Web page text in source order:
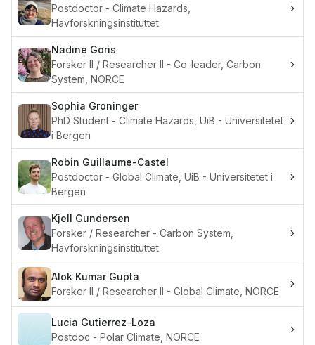
Postdoctor - Climate Hazards,
Havforskningsinstituttet
Nadine Goris
Forsker II / Researcher II - Co-leader, Carbon
System, NORCE
Sophia Groninger
PhD Student - Climate Hazards, UiB - Universitetet
i Bergen
Robin Guillaume-Castel
Postdoctor - Global Climate, UiB - Universitetet i
Bergen
Kjell Gundersen
Forsker / Researcher - Carbon System,
Havforskningsinstituttet
Alok Kumar Gupta
Forsker II / Researcher II - Global Climate, NORCE
Lucia Gutierrez-Loza
Postdoc - Polar Climate, NORCE